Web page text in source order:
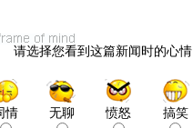
请选择您看到这篇新闻时的心情
情 无聊 愤怒 搞笑